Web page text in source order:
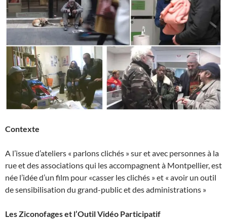
Contexte
A l’issue d’ateliers « parlons clichés » sur et avec personnes à la
rue et des associations qui les accompagnent à Montpellier, est
née l’idée d’un film pour «casser les clichés » et « avoir un outil
de sensibilisation du grand-public et des administrations »
L es Ziconofages et l’Outil Vidéo Participatif